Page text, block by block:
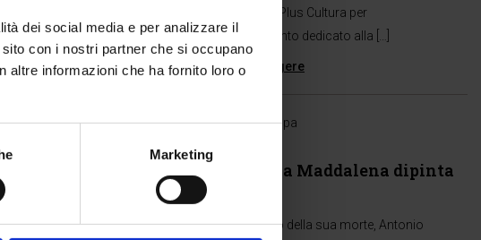
dei social media e per analizzare il
con i nostri partner che si occupano
altre informazioni che ha fornito loro o
Marketing
redazione di TgPlus Cultura per
l’approfondimento dedicato alla […]
Continua a leggere
Rassegna stampa
Ritrovata la Maddalena dipinta
da Canova
Nel bicentenario della sua morte, Antonio